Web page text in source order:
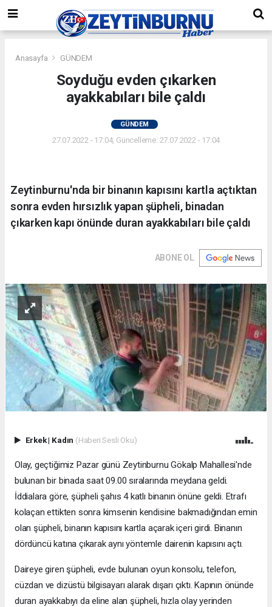
Anasayfa GÜNDEM
Soyduğu evden çıkarken
ayakkabıları bile çaldı
GÜNDEM
27.07.2022 - 17:04, Güncelleme: 27.07.2022 - 17:04
Zeytinburnu'nda bir binanın kapısını kartla açtıktan
sonra evden hırsızlık yapan şüpheli, binadan
çıkarken kapı önünde duran ayakkabıları bile çaldı
ABONE OL
Erkek| Kadın (Haberi Sesli Oku)
Olay, geçtiğimiz Pazar günü Zeytinburnu Gökalp Mahallesi'nde
bulunan bir binada saat 09.00 sıralarında meydana geldi.
İddialara göre, şüpheli şahıs 4 katlı binanın önüne geldi. Etrafı
kolaçan ettikten sonra kimsenin kendisine bakmadığından emin
olan şüpheli, binanın kapısını kartla açarak içeri girdi. Binanın
dördüncü katına çıkarak aynı yöntemle dairenin kapısını açtı.
Daireye giren şüpheli, evde bulunan oyun konsolu, telefon,
cüzdan ve dizüstü bilgisayarı alarak dışarı çıktı. Kapının önünde
duran ayakkabıyı da eline alan şüpheli, hızla olay yerinden